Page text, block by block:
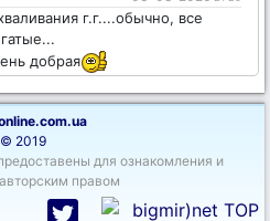
г.г....обычно, все
добрая
© 2019
для ознакомления и
правом